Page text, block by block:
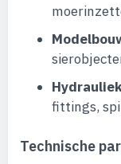
fittings,
Technische